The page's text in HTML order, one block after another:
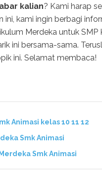
kalian? Kami harap
ini, kami ingin berbagi
Merdeka untuk SMP
ini bersama-sama.
ini. Selamat membaca!
Animasi kelas 10 11 12
Smk Animasi
Smk Animasi